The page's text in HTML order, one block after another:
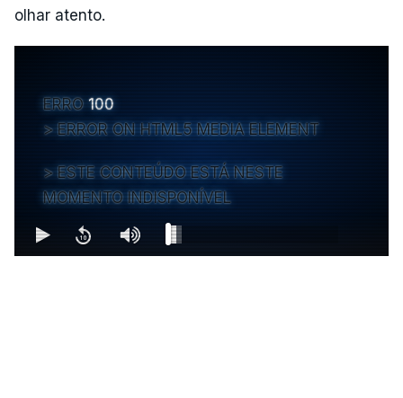
olhar atento.
ERRO 100
ERROR ON HTML5 MEDIA ELEMENT
ESTE CONTEÚDO ESTÁ NESTE
MOMENTO INDISPONÍVEL